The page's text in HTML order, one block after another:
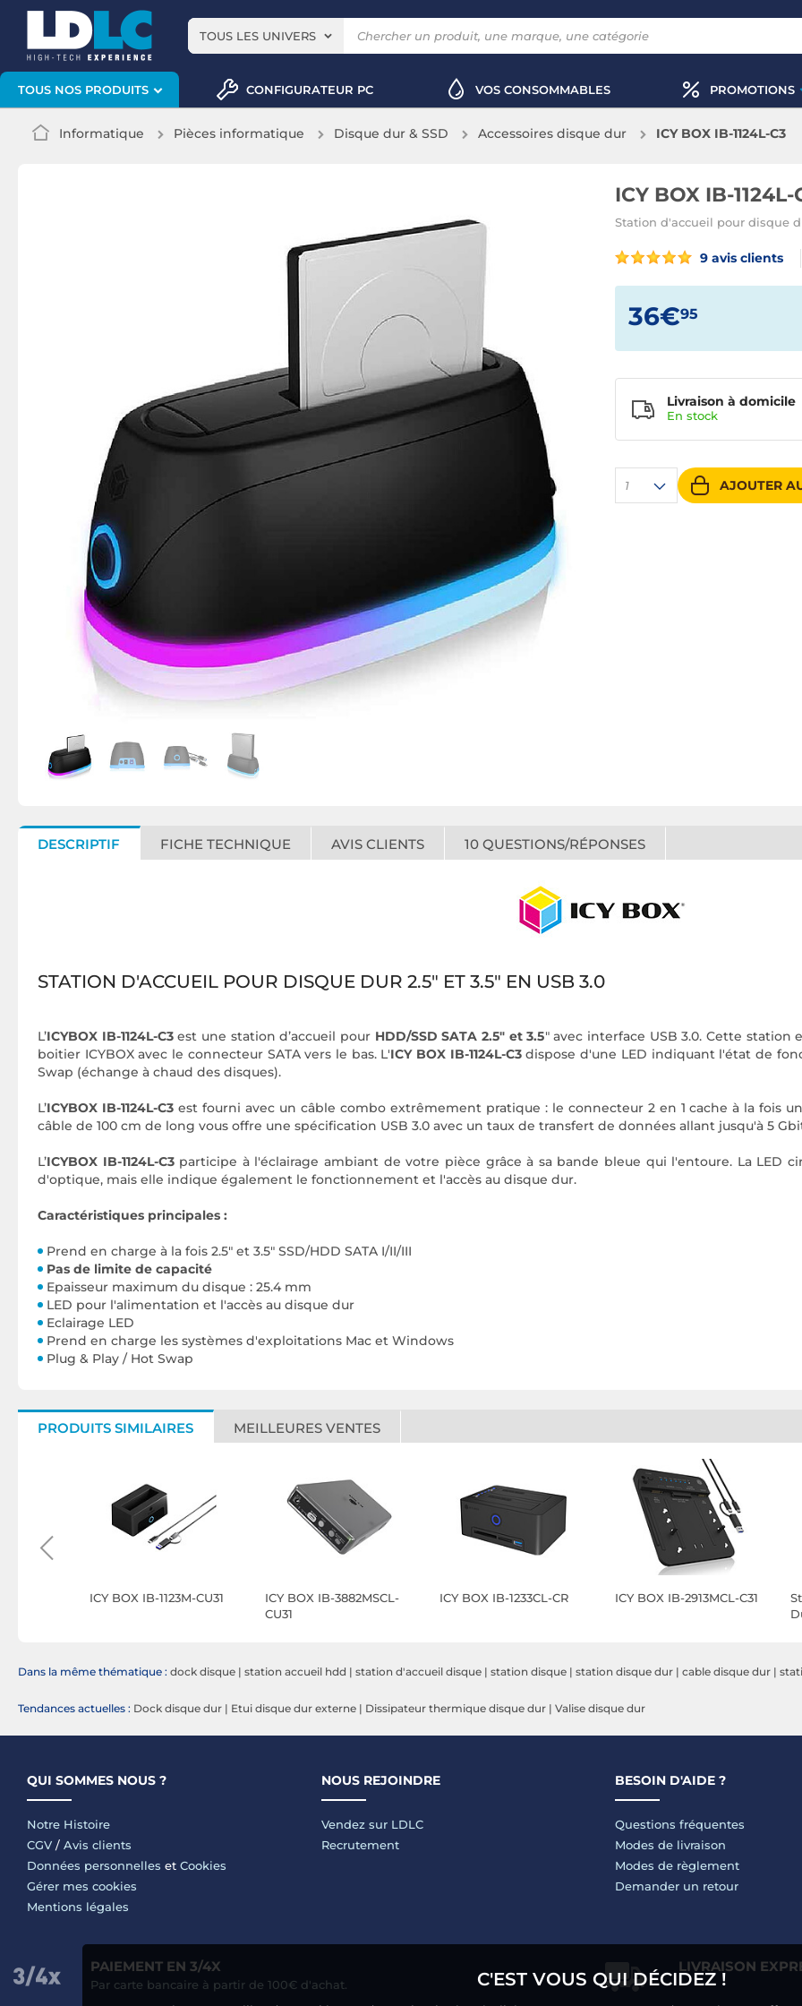
TOUS LES UNIVERS
TOUS NOS PRODUITS CONFIGURATEUR PC VOS CONSOMMABLES PROMOTIONS
Informatique Pièces informatique Disque dur & SSD Accessoires disque dur ICY BOX IB-1124L-C3
ICY BOX IB-1124L-
Station d'accueil pour disque
9 avis clients
36€95
1 AJOUTER
Livraison à domicile
En stock
DESCRIPTIF FICHE TECHNIQUE AVIS CLIENTS 10 QUESTIONS/RÉPONSES
STATION D'ACCUEIL POUR DISQUE DUR 2.5" ET 3.5" EN USB 3.0
L’ICYBOX IB-1124L-C3est une station d’accueil pour HDD/SSD SATA 2.5" et 3.5" avec interface USB 3.0. Cette
boitier ICYBOX avec le connecteur SATA vers le bas. L'ICY BOX IB-1124L-C3dispose d'une LED indiquant l'état de
Swap (échange à chaud des disques).
L’ICYBOX IB-1124L-C3est fourni avec un câble combo extrêmement pratique : le connecteur 2 en 1 cache à la fois
câble de 100 cm de long vous offre une spécification USB 3.0 avec un taux de transfert de données allant jusqu'à 5
L’ICYBOX IB-1124L-C3 participe à l'éclairage ambiant de votre pièce grâce à sa bande bleue qui l'entoure. La LED
d'optique, mais elle indique également le fonctionnement et l'accès au disque dur.
Caractéristiques principales :
Prend en charge à la fois 2.5" et 3.5" SSD/HDD SATA I/II/III
Pas de limite de capacité
Epaisseur maximum du disque : 25.4 mm
LED pour l'alimentation et l'accès au disque dur
Eclairage LED
Prend en charge les systèmes d'exploitations Mac et Windows
Plug & Play / Hot Swap
PRODUITS SIMILAIRES MEILLEURES VENTES
ICY BOX IB-1123M-CU31
ICY BOX IB-3882MSCL-
CU31
ICY BOX IB-1233CL-CR ICY BOX IB-2913MCL-C31
Dans la même thématique : dock disque | station accueil hdd | station d'accueil disque | station disque | station disque dur | cable disque dur |
Tendances actuelles : Dock disque dur | Etui disque dur externe | Dissipateur thermique disque dur | Valise disque dur
QUI SOMMES NOUS ?
Notre Histoire
CGV / Avis clients
Données personnelles et Cookies
Gérer mes cookies
Mentions légales
NOUS REJOINDRE
Vendez sur LDLC
Recrutement
BESOIN D'AIDE ?
Questions fréquentes
Modes de livraison
Modes de règlement
Demander un retour
PAIEMENT EN 3/4X
Par carte bancaire à partir de 100€ d'achat.
LIVRAISON
C'EST VOUS QUI DÉCIDEZ !